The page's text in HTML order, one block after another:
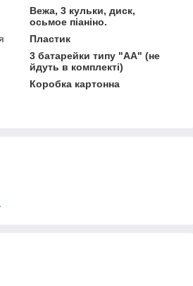
Вежа, 3 кульки, диск,
осьмое піаніно.
Пластик
3 батарейки типу "АА" (не
йдуть в комплекті)
Коробка картонна